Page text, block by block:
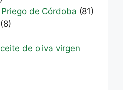
de Córdoba (81)
(8)
de oliva virgen